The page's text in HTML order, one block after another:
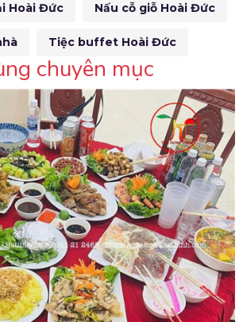
Hoài Đức Nấu cỗ giỗ Hoài Đức
Tiệc buffet Hoài Đức
chuyên mục